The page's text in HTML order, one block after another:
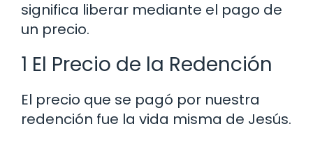
significa liberar mediante el pago de
un precio.
1 El Precio de la Redención
El precio que se pagó por nuestra
redención fue la vida misma de Jesús.